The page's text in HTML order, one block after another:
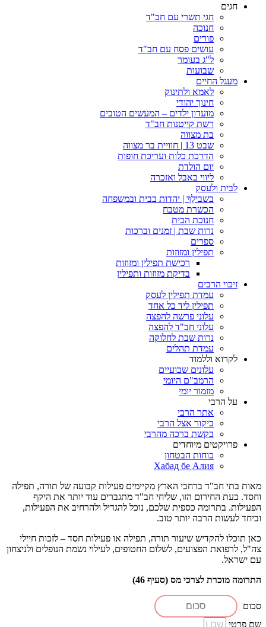
חגים
חגי תשרי עם חב"ד
חנוכה
פורים
עושים פסח עם חב"ד
ל"ג בעומר
שבועות
מעגל החיים
לאמא ולתינוק
חינוך יהודי
מועדון ילדים – המעשים הטובים
רשת קייטנות חב"ד
בת מצווה
שבט 13 | חוויית בר מצווה
הדרכת כלות ועריכת חופות​
יום הולדת
ליווי באבל ואזכרה
לבית ולעסק
בשבילֵךְ | יהדות בבית ובמשפחה
הכשרת מטבח
חנוכת הבית
נרות שבת | זמנים וברכות
ספרים
תפילין ומזוזות
רכישת תפילין ומזוזות
בדיקת מזוזות ותפילין
זיכוי הרבים
עמדת תפילין לעסק
תפילין ליד כל אחד
עלוני פרשה להפצה
עלוני חב"ד להפצה
נרות שבת לחלוקה
עמדת תהלים
לקרוא וללמוד
עלונים שבועיים
הרמב"ם היומי
מזמור יומי
על הרבי
אתר הרבי
ביקור אצל הרבי
בקשת ברכה מהרבי
פרויקטים מיוחדים
כוחות הבטחון
Хабад бе Алия
מאות בתי חב"ד ברחבי הארץ מקיימים פעילות קבועה של תורה, תפילה
וחסד. בעת החירום הזו, שליחי חב"ד מתגברים עוד יותר את היקף
הפעילות. בתרומה כספית שלכם, נוכל להגדיל ולהרחיב את הפעילות,
וביחד לעשות הרבה יותר טוב.
כאן תוכלו להקדיש שיעור תורה, תפילה או פעילות חסד – לזכות חיילי
צה"ל, לרפואת הפצועים, לשלום החטופים, לעילוי נשמת הנופלים ולניצחון
עם ישראל.
התרומה מוכרת לצרכי מס (סעיף 46)
סכום
שם פרטי